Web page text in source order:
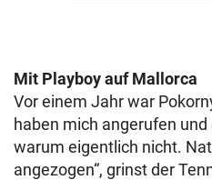
Mit Playboy auf Mallorca
Vor einem Jahr war
haben mich angerufen
warum eigentlich nicht.
angezogen“, grinst der